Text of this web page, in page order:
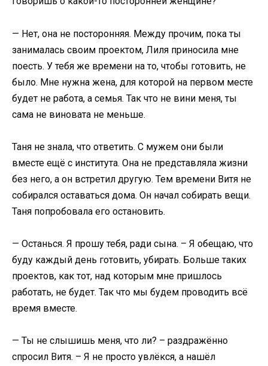
— Нет, она не посторонняя. Между прочим, пока ты
занималась своим проектом, Лиля приносила мне
поесть. У тебя же времени на то, чтобы готовить, не
было. Мне нужна жена, для которой на первом месте
будет не работа, а семья. Так что не вини меня, ты
сама не виновата не меньше.
Таня не знала, что ответить. С мужем они были
вместе ещё с института. Она не представляла жизни
без него, а он встретил другую. Тем времени Витя не
собирался оставаться дома. Он начал собирать вещи.
Таня попробовала его остановить.
— Останься. Я прошу тебя, ради сына. – Я обещаю, что
буду каждый день готовить, убирать. Больше таких
проектов, как тот, над которым мне пришлось
работать, не будет. Так что мы будем проводить всё
время вместе.
— Ты не слышишь меня, что ли? – раздражённо
спросил Витя. – Я не просто увлёкся, а нашёл